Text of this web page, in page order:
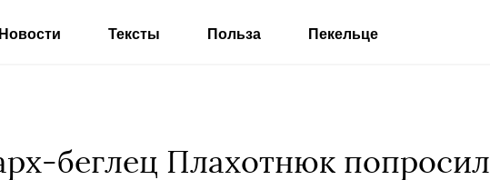
Новости Тексты Польза Пекельце
беглец Плахотнюк попросил